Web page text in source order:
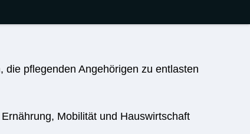
pflegenden Angehörigen zu entlasten
Mobilität und Hauswirtschaft